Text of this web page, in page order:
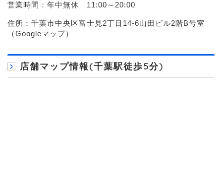
営業時間：年中無休 11:00～20:00
住所：千葉市中央区富士見2丁目14-6山田ビル2階B号室
（Googleマップ）
店舗マップ情報(千葉駅徒歩5分)